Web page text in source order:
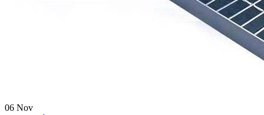
06 Nov